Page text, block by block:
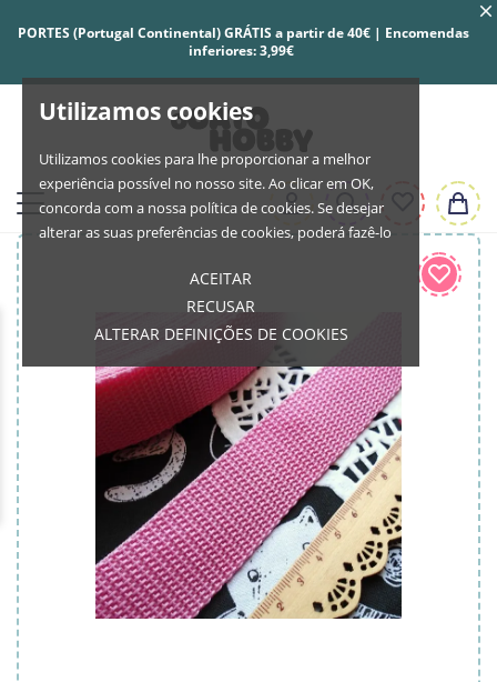
Utilizamos cookies
Utilizamos cookies para lhe proporcionar a melhor
experiência possível no nosso site. Ao clicar em OK,
concorda com a nossa política de cookies. Se desejar
alterar as suas preferências de cookies, poderá fazê-lo
ACEITAR
RECUSAR
ALTERAR DEFINIÇÕES DE COOKIES
PORTES (Portugal Continental) GRÁTIS a partir de 40€ | Encomendas
inferiores: 3,99€